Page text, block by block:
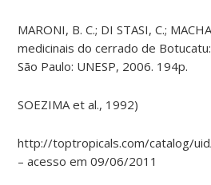
MARONI, B. C.; DI STASI, C.;
medicinais do cerrado de
São Paulo: UNESP, 2006. 194p.
SOEZIMA et al., 1992)
http://toptropicals.com/catalog/
– acesso em 09/06/2011